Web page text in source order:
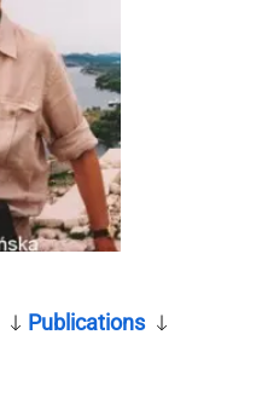
Publications